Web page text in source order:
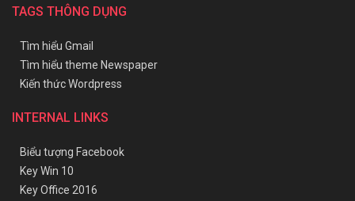
TAGS THÔNG DỤNG
Tìm hiểu Gmail
Tìm hiểu theme Newspaper
Kiến thức Wordpress
INTERNAL LINKS
Biểu tượng Facebook
Key Win 10
Key Office 2016